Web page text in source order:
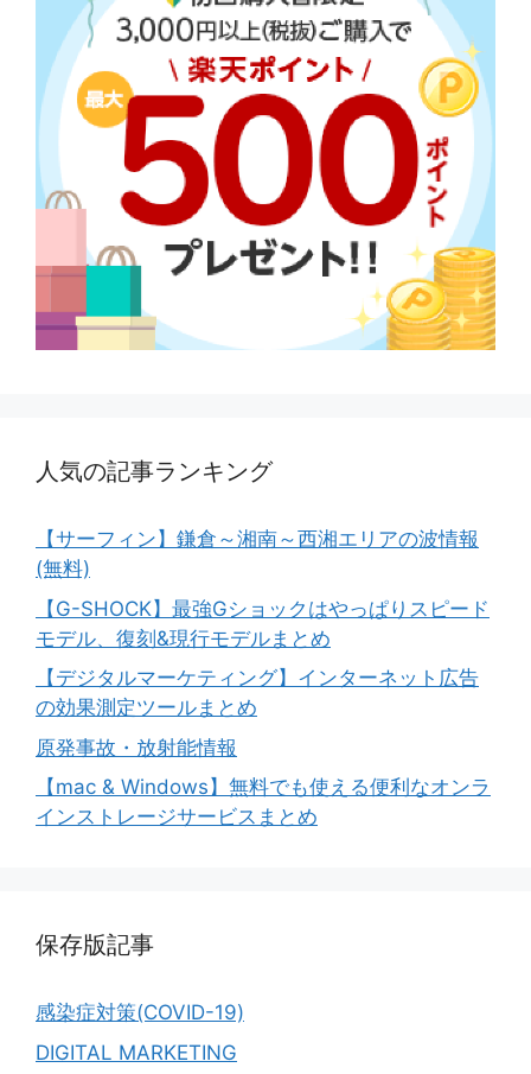
人気の記事ランキング
【サーフィン】鎌倉～湘南～西湘エリアの波情報
(無料)
【G-SHOCK】最強Gショックはやっぱりスピード
モデル、復刻&現行モデルまとめ
【デジタルマーケティング】インターネット広告
の効果測定ツールまとめ
原発事故・放射能情報
【mac & Windows】無料でも使える便利なオンラ
インストレージサービスまとめ
保存版記事
感染症対策(COVID-19)
DIGITAL MARKETING